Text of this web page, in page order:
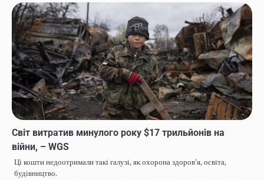
Світ витратив минулого року $17 трильйонів на
війни, – WGS
Ці кошти недоотримали такі галузі, як охорона здоров'я, освіта,
будівництво.